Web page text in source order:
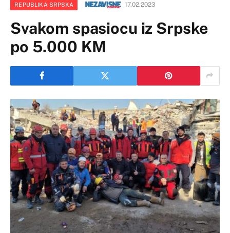
REPUBLIKA SRPSKA 17.02.2023
Svakom spasiocu iz Srpske
po 5.000 KM